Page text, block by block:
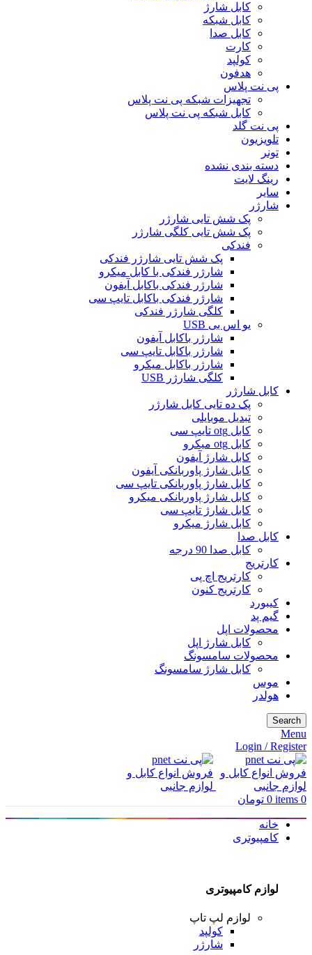
کابل شارژ
کابل شبکه
کابل صدا
کارت
کولپد
هدفون
پی نت پلاس
تجهیزات شبکه پی نت پلاس
کابل شبکه پی نت پلاس
پی نت گلد
تلویزیون
تونر
دسته بندی نشده
رینگ لایت
سایر
شارژر
پک شش تایی شارژر
پک شش تایی کلگی شارژر
فندکی
پک شش تایی شارژر فندکی
شارژر فندکی با کابل میکرو
شارژر فندکی باکابل آیفون
شارژر فندکی باکابل تایپ سی
کلگی شارژر فندکی
یو اس بی USB
شارژر باکابل آیفون
شارژر باکابل تایپ سی
شارژر باکابل میکرو
کلگی شارژر USB
کابل شارژر
پک ده تایی کابل شارژر
تبدیل موبایلی
کابل otg تایپ سی
کابل otg میکرو
کابل شارژ آیفون
کابل شارژ پاوربانکی آیفون
کابل شارژ پاوربانکی تایپ سی
کابل شارژ پاوربانکی میکرو
کابل شارژ تایپ سی
کابل شارژ میکرو
کابل صدا
کابل صدا 90 درجه
کارتریج
کارتریج اچ پی
کارتریج کنون
کیبورد
گیم پد
محصولات اپل
کابل شارژ اپل
محصولات سامسونگ
کابل شارژ سامسونگ
موس
هولدر
Search
Menu
Login / Register
0
items
0 تومان
خانه
کامپیوتری
لوازم کامپیوتری
لوازم لپ تاپ
کولپد
شارژر